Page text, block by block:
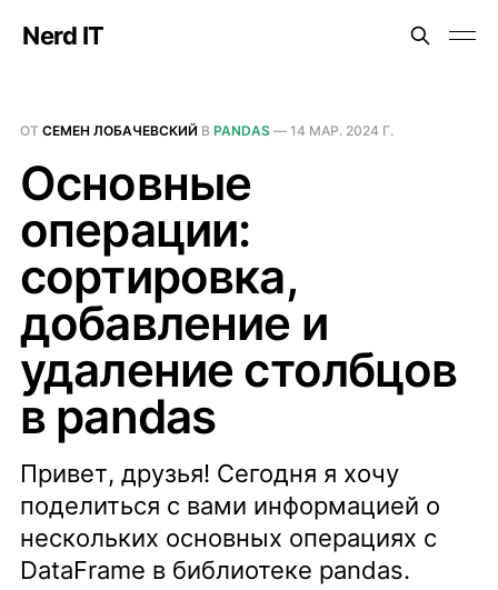
Nerd IT
ОТ СЕМЕН ЛОБАЧЕВСКИЙ В PANDAS— 14 МАР. 2024 Г.
Основные
операции:
сортировка,
добавление и
удаление столбцов
в pandas
Привет, друзья! Сегодня я хочу
поделиться с вами информацией о
нескольких основных операциях с
DataFrame в библиотеке pandas.